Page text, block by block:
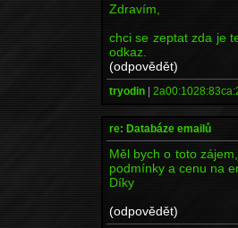
Zdravím,
chci se zeptat zda je
odkaz.
(odpovědět)
tryodin |
re: Databáze emailů
Měl bych o toto
podmínky a cenu na
Díky
(odpovědět)